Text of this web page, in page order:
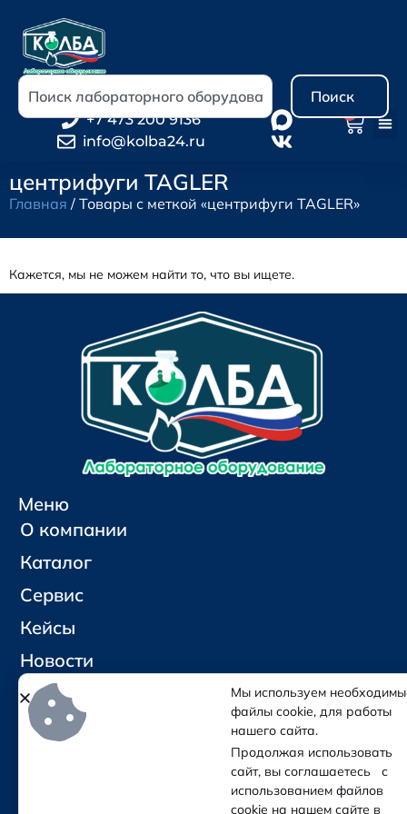
Поиск
+7 473 200 9136
info@kolba24.ru
центрифуги TAGLER
Главная / Товары с меткой «центрифуги TAGLER»
Кажется, мы не можем найти то, что вы ищете.
Меню
О компании
Каталог
Сервис
Кейсы
Новости
Контакты
Социальные сети и контакты
Мы используем
файлы cookie, для работы
нашего сайта.
Продолжая использовать
сайт, вы соглашаетесь с
использованием файлов
cookie на нашем сайте в